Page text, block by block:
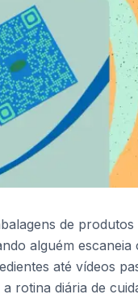
de
alguém
até vídeos
rotina diária de